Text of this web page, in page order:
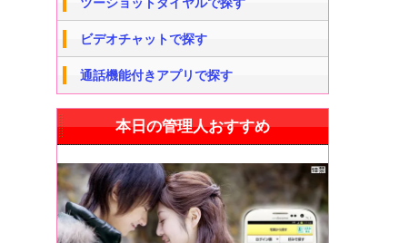
ツーショットダイヤルで探す
ビデオチャットで探す
通話機能付きアプリで探す
本日の管理人おすすめ